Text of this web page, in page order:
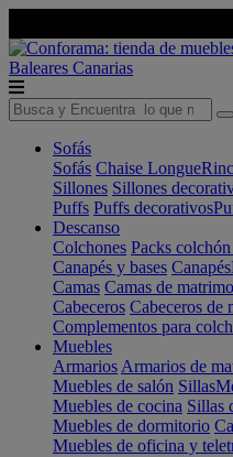
Baleares Canarias
Sofás
Sofás Chaise Longue
Sillones Sillones
Puffs Puffs decorativos
Descanso
Colchones Packs
Canapés y bases Canapés
Camas Camas de
Cabeceros Cabeceros de
Complementos para
Muebles
Armarios Armarios de
Muebles de salón Sillas
Muebles de cocina Sillas
Muebles de dormitorio
Muebles de oficina y